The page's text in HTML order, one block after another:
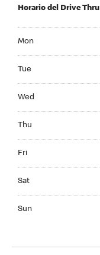
Horario del Drive Thru
Mon
Tue
Wed
Thu
Fri
Sat
Sun